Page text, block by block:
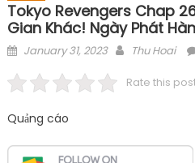
Tokyo Revengers Chap
Gian Khác! Ngày Phát
Posted
January 31, 2023 Author
Thu Hoai
Rate this
Quảng cáo